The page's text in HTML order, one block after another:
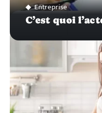
Entreprise
C’est quoi